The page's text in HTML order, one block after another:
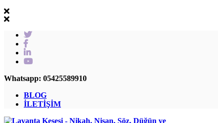
Whatsapp: 05425589910
BLOG
İLETİŞİM